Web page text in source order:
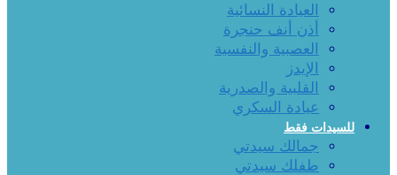
العيادة النسائية
أذن أنف حنجرة
العصبية والنفسية
الإيدز
القلبية والصدرية
عيادة السكري
للسيدات فقط
جمالك سيدتي
طفلك سيدتي